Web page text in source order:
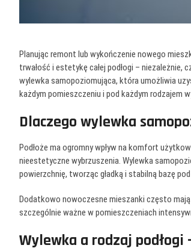
Planując remont lub wykończenie nowego
trwałość i estetykę całej podłogi – niezależnie,
wylewka samopoziomująca, która umożliwia
każdym pomieszczeniu i pod każdym rodzajem
Dlaczego wylewka
Podłoże ma ogromny wpływ na komfort
nieestetyczne wybrzuszenia. Wylewka
powierzchnię, tworząc gładką i stabilną bazę
Dodatkowo nowoczesne mieszanki często
szczególnie ważne w pomieszczeniach
Wylewka a rodzaj podłogi